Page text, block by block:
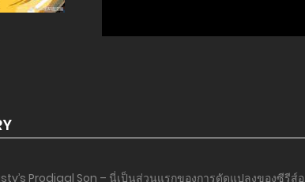
Prodigal Son – นี่เป็นส่วนแรกของการดัดแปลงของซี